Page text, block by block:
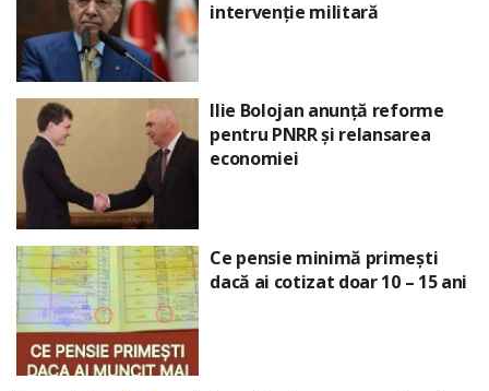
intervenție militară
Ilie Bolojan anunță reforme
pentru PNRR și relansarea
economiei
Ce pensie minimă primești
dacă ai cotizat doar 10 – 15 ani